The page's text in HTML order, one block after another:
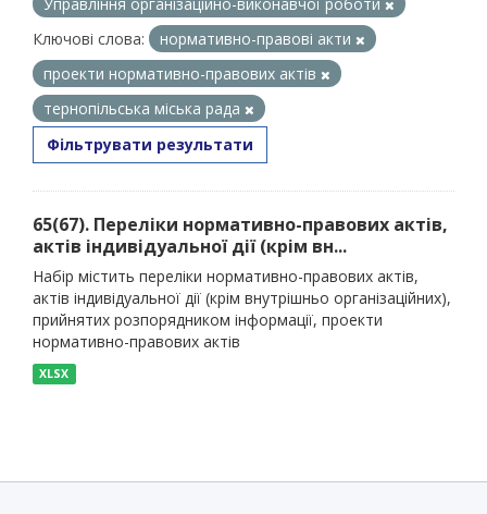
Ключові слова:
нормативно-правові акти
проекти нормативно-правових актів
тернопільська міська рада
Фільтрувати результати
65(67). Переліки нормативно-правових актів,
актів індивідуальної дії (крім вн...
Набір містить переліки нормативно-правових актів,
актів індивідуальної дії (крім внутрішньо організаційних),
прийнятих розпорядником інформації, проекти
нормативно-правових актів
XLSX